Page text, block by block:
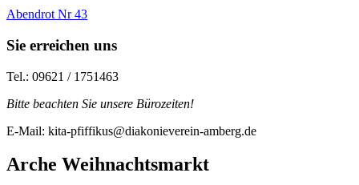
Abendrot Nr 43
Sie erreichen uns
Tel.: 09621 / 1751463
Bitte beachten Sie unsere Bürozeiten!
E-Mail: kita-pfiffikus@diakonieverein-amberg.de
Arche Weihnachtsmarkt